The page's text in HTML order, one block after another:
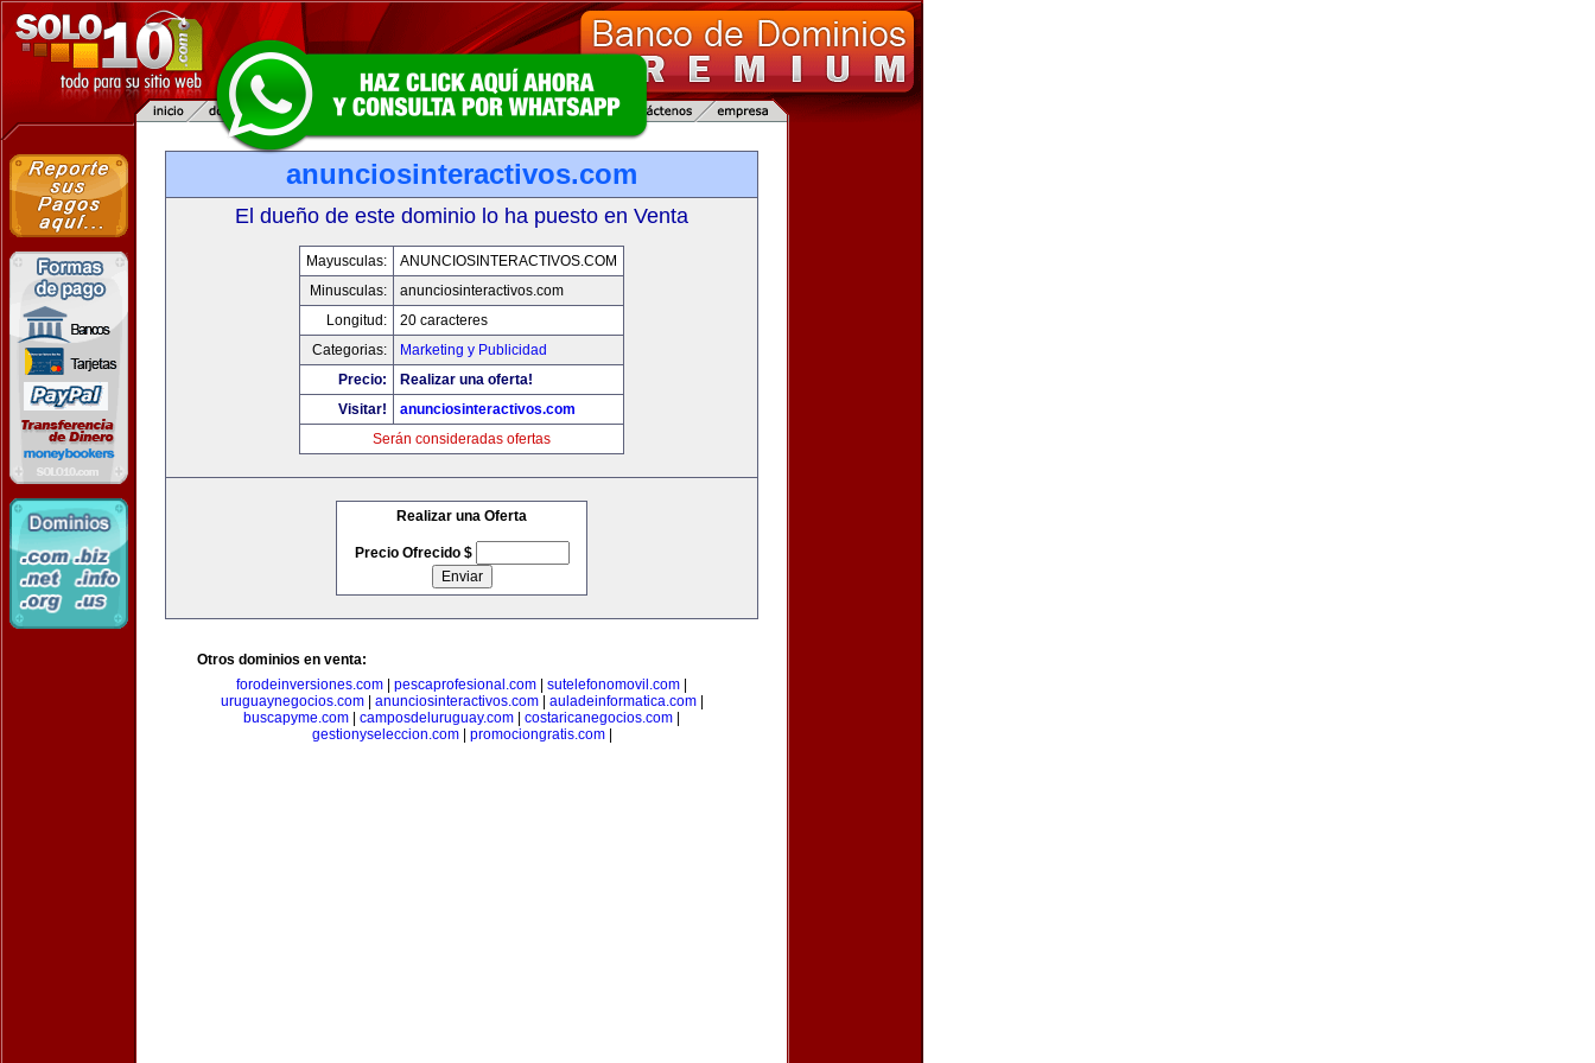
anunciosinteractivos.com
El dueño de este dominio lo ha puesto en Venta
Mayusculas:
ANUNCIOSINTERACTIVOS.COM
Minusculas:
anunciosinteractivos.com
Longitud:
20 caracteres
Categorias:
Marketing y Publicidad
Precio:
Realizar una oferta!
Visitar!
anunciosinteractivos.com
Serán consideradas ofertas
Realizar una Oferta
Precio Ofrecido $
Otros dominios en venta:
forodeinversiones.com
pescaprofesional.com sutelefonomovil.com
uruguaynegocios.com| anunciosinteractivos.com| auladeinformatica.com|
buscapyme.com
camposdeluruguay.com costaricanegocios.com
gestionyseleccion.com| promociongratis.com|